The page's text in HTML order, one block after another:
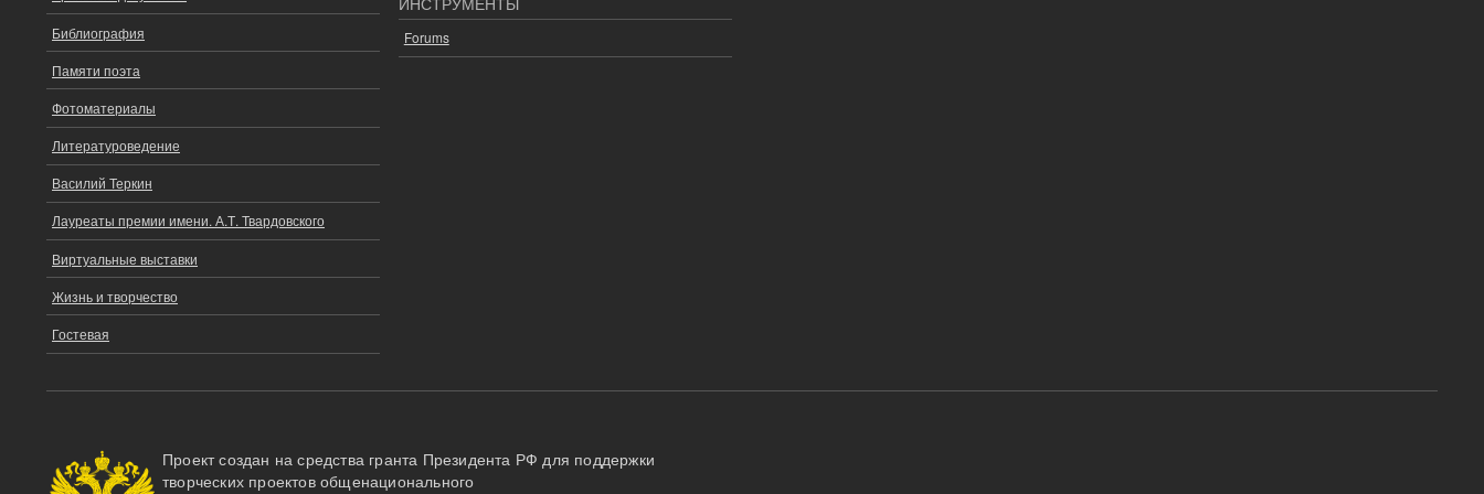
МЕНЮ
Библиография
Памяти поэта
Фотоматериалы
Литературоведение
Василий Теркин
Лауреаты премии имени. А.Т. Твардовского
Виртуальные выставки
Жизнь и творчество
Гостевая
Forums
Проект создан на средства гранта Президента РФ для поддержки
творческих проектов общенационального